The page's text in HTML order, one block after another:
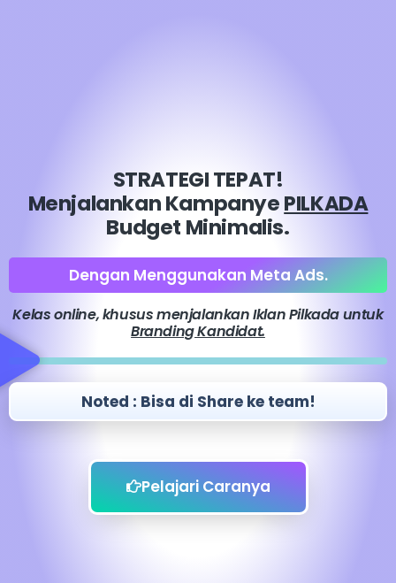
STRATEGI TEPAT!
Menjalankan KampanyePILKADA
Budget Minimalis.
Dengan Menggunakan Meta Ads.
Kelas online, khusus menjalankan Iklan Pilkada untuk
Branding Kandidat.
Noted : Bisa di Share ke team!
Pelajari Caranya